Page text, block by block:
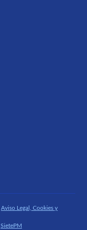
Aviso Legal, Cookies y
SietePM